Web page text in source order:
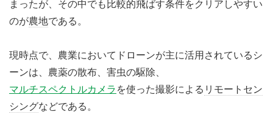
まったが、その中でも比較的飛ばす条件をクリアしやすい
のが農地である。
現時点で、農業においてドローンが主に活用されているシ
ーンは、農薬の散布、害虫の駆除、
マルチスペクトルカメラ を使った撮影による リモートセン
シングなどである。